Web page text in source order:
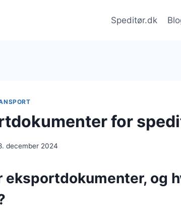
Speditør.dk
for
december 2024
eksportdokumenter, og